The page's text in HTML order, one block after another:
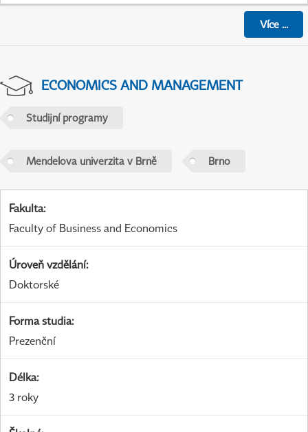
Více...
ECONOMICS AND MANAGEMENT
Studijní programy
Mendelova univerzita v Brně Brno
Fakulta:
Faculty of Business and Economics
Úroveň vzdělání:
Doktorské
Forma studia:
Prezenční
Délka:
3 roky